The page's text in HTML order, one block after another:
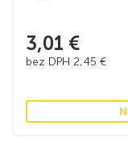
3,01 €
bez DPH 2,45 €